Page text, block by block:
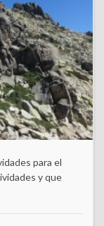
para el
y que